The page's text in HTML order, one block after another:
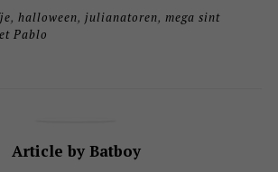
,halloween,julianatoren,mega sint
Pablo
Article by Batboy